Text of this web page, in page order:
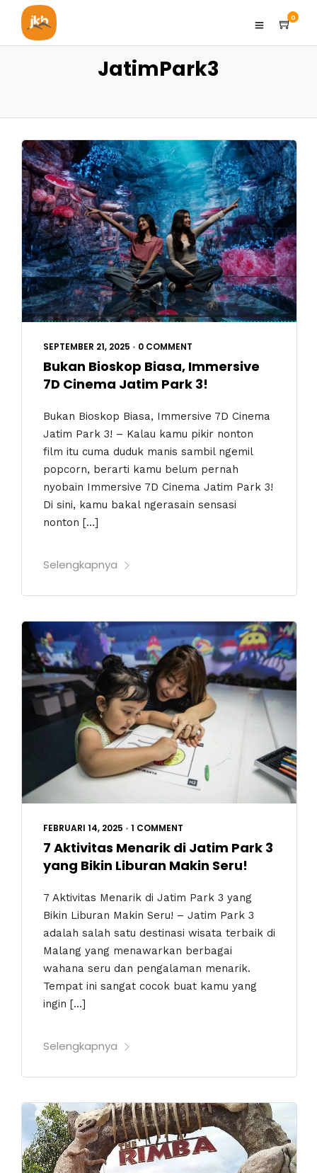
0
JatimPark3
SEPTEMBER 21, 2025 • 0 COMMENT
Bukan Bioskop Biasa, Immersive
7D Cinema Jatim Park 3!
Bukan Bioskop Biasa, Immersive 7D Cinema
Jatim Park 3! – Kalau kamu pikir nonton
film itu cuma duduk manis sambil ngemil
popcorn, berarti kamu belum pernah
nyobain Immersive 7D Cinema Jatim Park 3!
Di sini, kamu bakal ngerasain sensasi
nonton […]
Selengkapnya
FEBRUARI 14, 2025 • 1 COMMENT
7 Aktivitas Menarik di Jatim Park 3
yang Bikin Liburan Makin Seru!
7 Aktivitas Menarik di Jatim Park 3 yang
Bikin Liburan Makin Seru! – Jatim Park 3
adalah salah satu destinasi wisata terbaik di
Malang yang menawarkan berbagai
wahana seru dan pengalaman menarik.
Tempat ini sangat cocok buat kamu yang
ingin […]
Selengkapnya